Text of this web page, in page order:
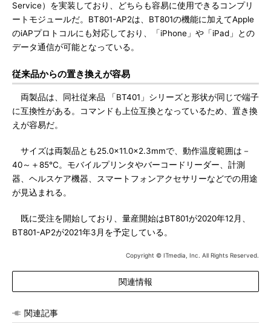
Service）を実装しており、どちらも容易に使用できるコンプリ
ートモジュールだ。BT801-AP2は、BT801の機能に加えてApple
のiAPプロトコルにも対応しており、「iPhone」や「iPad」との
データ通信が可能となっている。
従来品からの置き換えが容易
両製品は、同社従来品 「BT401」シリーズと形状が同じで端子
に互換性がある。コマンドも上位互換となっているため、置き換
えが容易だ。
サイズは両製品とも25.0×11.0×2.3mmで、動作温度範囲は－
40～＋85℃。モバイルプリンタやバーコードリーダー、計測
器、ヘルスケア機器、スマートフォンアクセサリーなどでの用途
が見込まれる。
既に受注を開始しており、量産開始はBT801が2020年12月、
BT801-AP2が2021年3月を予定している。
Copyright © ITmedia, Inc. All Rights Reserved.
関連情報
関連記事